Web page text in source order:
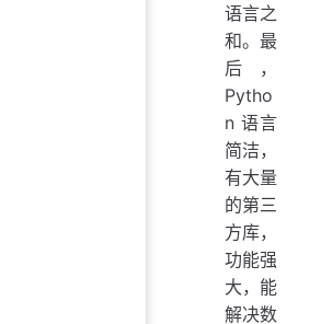
语言之
和。最
后，
Pytho
n 语言
简洁，
有大量
的第三
方库，
功能强
大，能
解决数